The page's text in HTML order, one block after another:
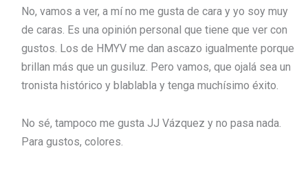
No, vamos a ver, a mí no me gusta de cara y yo soy muy
de caras. Es una opinión personal que tiene que ver con
gustos. Los de HMYV me dan ascazo igualmente porque
brillan más que un gusiluz. Pero vamos, que ojalá sea un
tronista histórico y blablabla y tenga muchísimo éxito.
No sé, tampoco me gusta JJ Vázquez y no pasa nada.
Para gustos, colores.